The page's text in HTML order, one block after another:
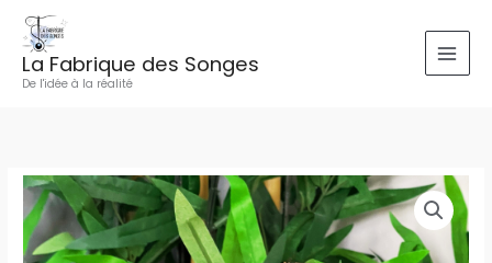
Aller
contenu
La Fabrique des Songes
De l'idée à la réalité
quantité
de
Photophore